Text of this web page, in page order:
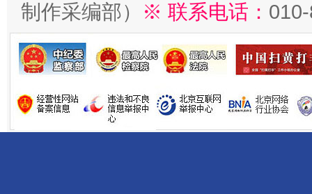
制作采编部）
※ 联系电话：